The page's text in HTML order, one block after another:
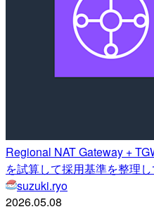
Regional NAT Gateway +
を試算して採用基準を整理
suzuki.ryo
2026.05.08